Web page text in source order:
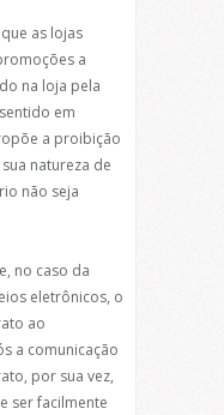
as lojas
a
na loja pela
em
a proibição
natureza de
não seja
no caso da
eletrônicos, o
ao
a comunicação
por sua vez,
ser facilmente